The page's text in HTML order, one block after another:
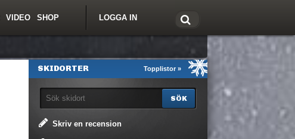
LOGGA IN
VIDEO SHOP
Topplistor »
SKIDORTER
Skriv en recension